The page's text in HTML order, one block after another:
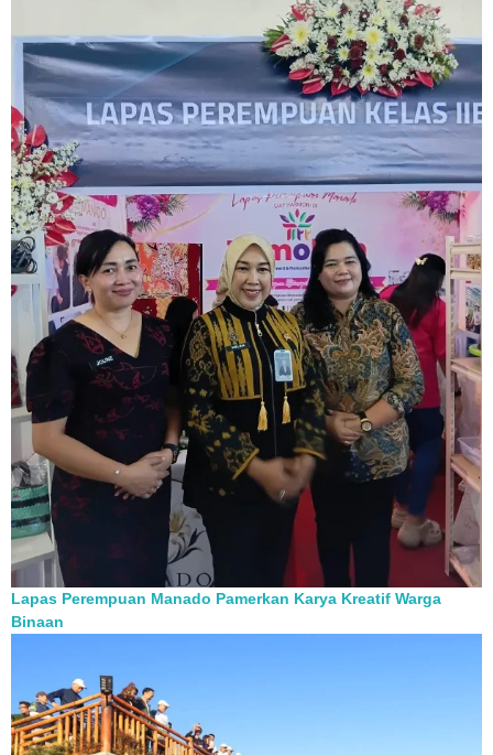
Lapas Perempuan Manado Pamerkan Karya Kreatif Warga
Binaan